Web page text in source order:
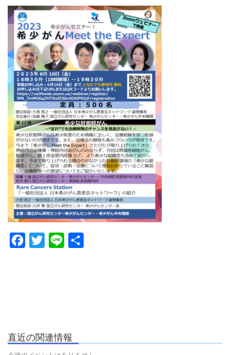
Facebook
Twitter Line
直近の関連情報